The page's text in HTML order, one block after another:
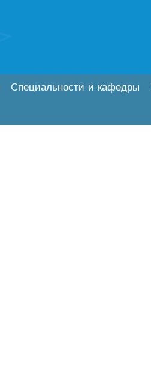
Специальности и кафедры